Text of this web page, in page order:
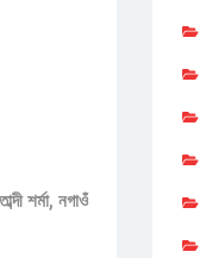
শৰ্মা, নগাওঁ